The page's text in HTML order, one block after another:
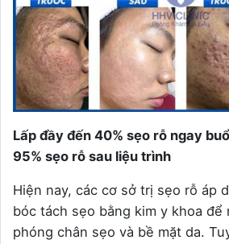
Lấp đầy đến 40% sẹo rỗ ngay
95% sẹo rỗ sau liệu trình
Hiện nay, các cơ sở trị sẹo rỗ áp
bóc tách sẹo bằng kim y khoa để
phóng chân sẹo và bề mặt da.